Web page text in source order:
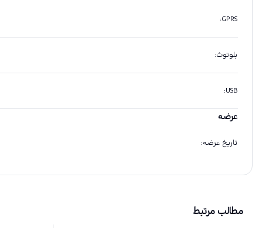
GPRS
:
بلوتوث:
USB
:
عرضه
تاریخ عرضه:
مطالب مرتبط